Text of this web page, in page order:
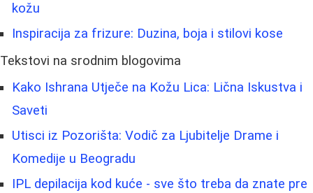
kožu
Inspiracija za frizure: Duzina, boja i stilovi kose
Tekstovi na srodnim blogovima
Kako Ishrana Utječe na Kožu Lica: Lična Iskustva i
Saveti
Utisci iz Pozorišta: Vodič za Ljubitelje Drame i
Komedije u Beogradu
IPL depilacija kod kuće - sve što treba da znate pre